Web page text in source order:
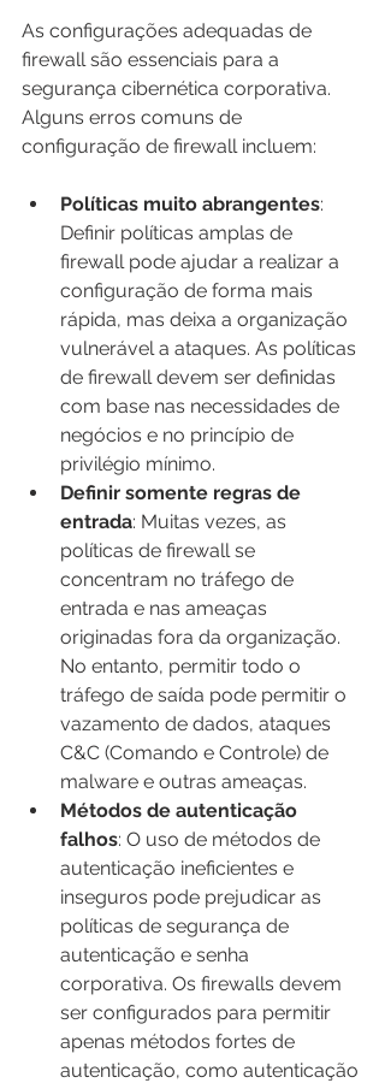
As configurações adequadas de
firewall são essenciais para a
segurança cibernética corporativa.
Alguns erros comuns de
configuração de firewall incluem:
Políticas muito abrangentes:
Definir políticas amplas de
firewall pode ajudar a realizar a
configuração de forma mais
rápida, mas deixa a organização
vulnerável a ataques. As políticas
de firewall devem ser definidas
com base nas necessidades de
negócios e no princípio de
privilégio mínimo.
Definir somente regras de
entrada: Muitas vezes, as
políticas de firewall se
concentram no tráfego de
entrada e nas ameaças
originadas fora da organização.
No entanto, permitir todo o
tráfego de saída pode permitir o
vazamento de dados, ataques
C&C (Comando e Controle) de
malware e outras ameaças.
Métodos de autenticação
falhos: O uso de métodos de
autenticação ineficientes e
inseguros pode prejudicar as
políticas de segurança de
autenticação e senha
corporativa. Os firewalls devem
ser configurados para permitir
apenas métodos fortes de
autenticação, como autenticação